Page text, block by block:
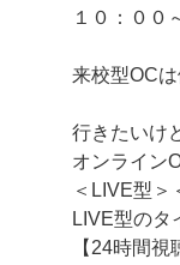
１０：００
来校型OC
行きたいけ
オンライン
＜LIVE型＞
LIVE型のタ
【24時間